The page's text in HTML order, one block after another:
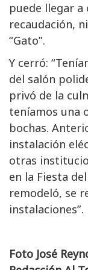
puede llegar
recaudación,
“Gato”.
Y cerró:
del salón
privó de la
teníamos una
bochas.
instalación
otras
en la Fiesta
remodeló, se
instalaciones”.
Foto José